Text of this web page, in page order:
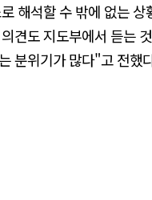
해석할 수 밖에 없는
견도 지도부에서 듣는
분위기가 많다"고 전했